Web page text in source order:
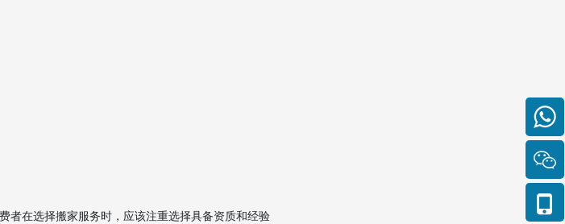
者在选择搬家服务时，应该注重选择具备资质和经验